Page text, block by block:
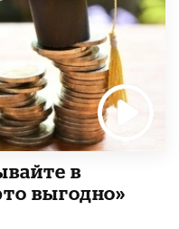
в
выгодно»